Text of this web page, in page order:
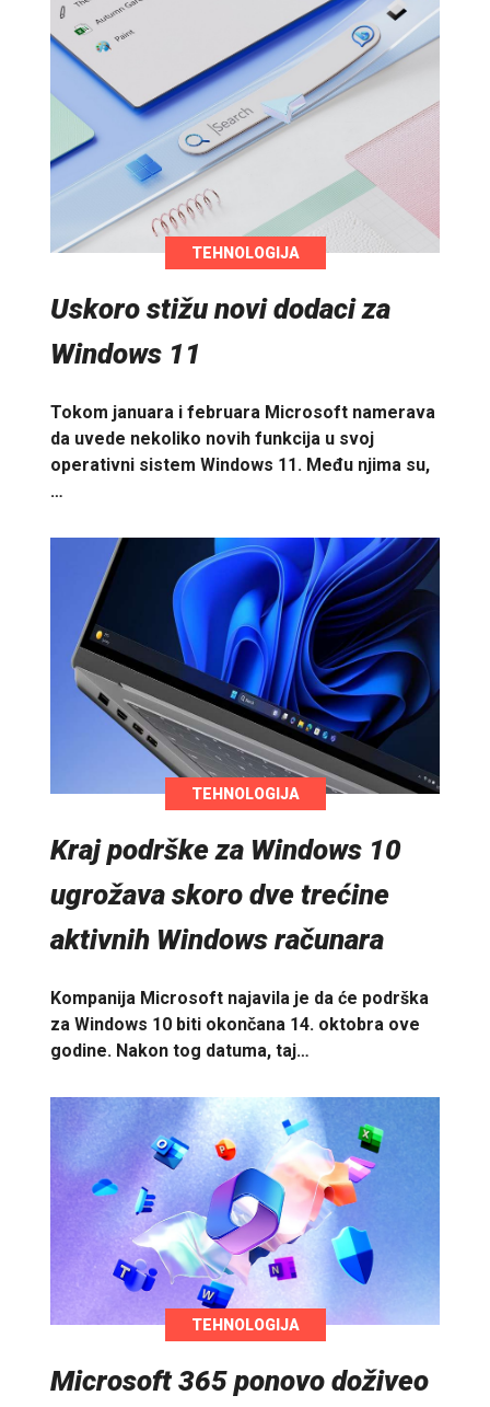
TEHNOLOGIJA
Uskoro stižu novi dodaci za
Windows 11
Tokom januara i februara Microsoft namerava
da uvede nekoliko novih funkcija u svoj
operativni sistem Windows 11. Među njima su,
…
TEHNOLOGIJA
Kraj podrške za Windows 10
ugrožava skoro dve trećine
aktivnih Windows računara
Kompanija Microsoft najavila je da će podrška
za Windows 10 biti okončana 14. oktobra ove
godine. Nakon tog datuma, taj…
TEHNOLOGIJA
Microsoft 365 ponovo doživeo